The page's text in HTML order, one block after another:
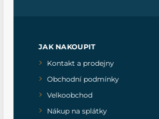
JAK NAKOUPIT
Kontakt a prodejny
Obchodní podmínky
Velkoobchod
Nákup na splátky